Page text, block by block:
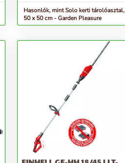
Hasonlók, mint Solo kerti tárolóasztal,
50 x 50 cm - Garden Pleasure